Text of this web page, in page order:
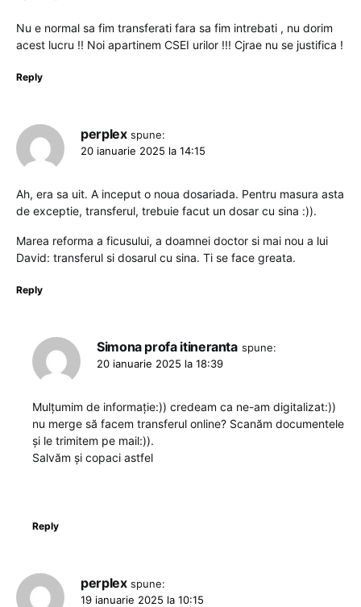
Nu e normal sa fim transferati fara sa fim intrebati , nu dorim
acest lucru !! Noi apartinem CSEI urilor !!! Cjrae nu se justifica !
Reply
perplex spune:
20 ianuarie 2025 la 14:15
Ah, era sa uit. A inceput o noua dosariada. Pentru masura asta
de exceptie, transferul, trebuie facut un dosar cu sina :)).
Marea reforma a ficusului, a doamnei doctor si mai nou a lui
David: transferul si dosarul cu sina. Ti se face greata.
Reply
Simona profa itineranta spune:
20 ianuarie 2025 la 18:39
Mulțumim de informație:)) credeam ca ne-am digitalizat:))
nu merge să facem transferul online? Scanăm documentele
și le trimitem pe mail:)).
Salvăm și copaci astfel
Reply
perplex spune:
19 ianuarie 2025 la 10:15